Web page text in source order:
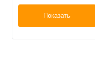
Показать